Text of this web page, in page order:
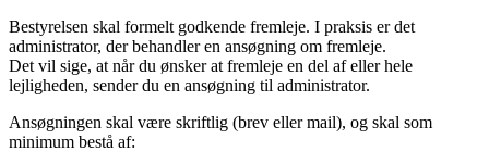
Bestyrelsen skal formelt godkende fremleje. I praksis er det
administrator, der behandler en ansøgning om fremleje.
Det vil sige, at når du ønsker at fremleje en del af eller hele
lejligheden, sender du en ansøgning til administrator.
Ansøgningen skal være skriftlig (brev eller mail), og skal som
minimum bestå af: